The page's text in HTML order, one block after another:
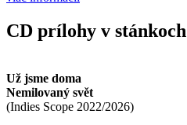
CD prílohy v stánkoch
Už jsme doma
Nemilovaný svět
(Indies Scope 2022/2026)